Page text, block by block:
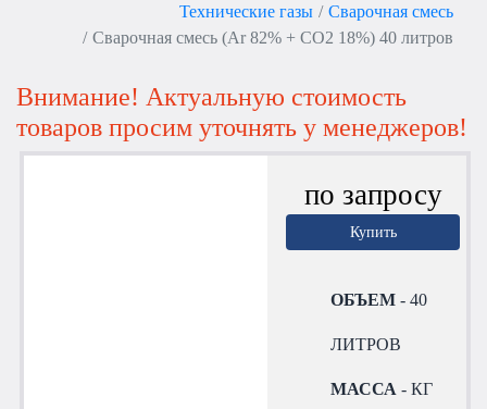
Технические газы
Сварочная смесь
Сварочная смесь (Ar 82% + CO2 18%) 40 литров
Внимание! Актуальную стоимость
товаров просим уточнять у менеджеров!
по запросу
Купить
ОБЪЕМ - 40
ЛИТРОВ
МАССА - КГ